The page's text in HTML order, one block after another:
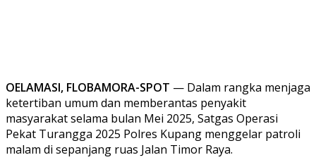
OELAMASI, FLOBAMORA-SPOT — Dalam rangka menjaga
ketertiban umum dan memberantas penyakit
masyarakat selama bulan Mei 2025, Satgas Operasi
Pekat Turangga 2025 Polres Kupang menggelar patroli
malam di sepanjang ruas Jalan Timor Raya.